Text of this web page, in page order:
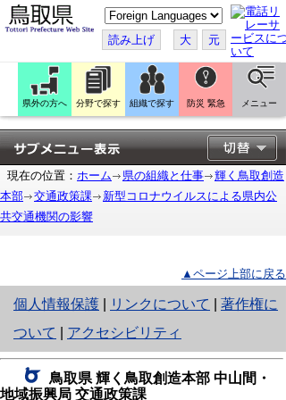
こ
の
ペ
ー
ジ
翻
訳
す
る
読み上げ 大 元
県外の方へ 分野で探す 組織で探す 防災 緊急 メニュー
現在の位置： ホーム 県の組織と仕事
輝く鳥取創造
本部
交通政策課
新型コロナウイルスによる県内公
共交通機関の影響
▲ページ上部に戻る
個人情報保護
と
り
ネ
ッ
リンクについて
著作権に
ついて
アクセシビリティ
鳥取県 輝く鳥取創造本部 中山間・
地域振興局 交通政策課